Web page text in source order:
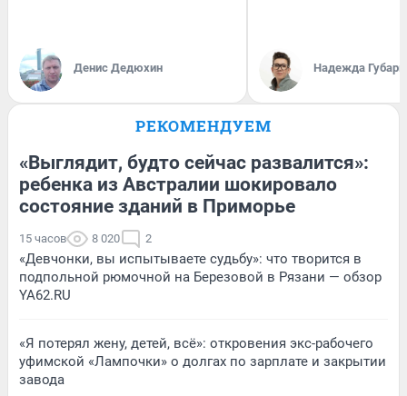
Денис Дедюхин Надежда Губарь
РЕКОМЕНДУЕМ
«Выглядит, будто сейчас развалится»:
ребенка из Австралии шокировало
состояние зданий в Приморье
15 часов 8 020 2
«Девчонки, вы испытываете судьбу»: что творится в
подпольной рюмочной на Березовой в Рязани — обзор
YA62.RU
«Я потерял жену, детей, всё»: откровения экс-рабочего
уфимской «Лампочки» о долгах по зарплате и закрытии
завода